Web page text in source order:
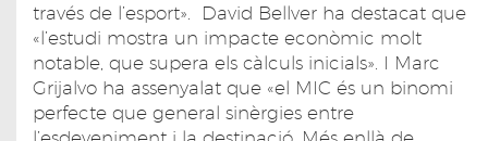
través de l’esport». David Bellver ha destacat que
«l’estudi mostra un impacte econòmic molt
notable, que supera els càlculs inicials». I Marc
Grijalvo ha assenyalat que «el MIC és un binomi
perfecte que general sinèrgies entre